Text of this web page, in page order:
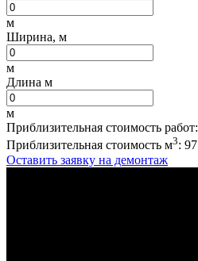
м
Ширина, м
м
Длина м
м
Приблизительная стоимость работ:
Приблизительная стоимость м3: 97
Оставить заявку на демонтаж